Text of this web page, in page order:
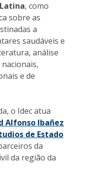
, como
sobre as
a
saudáveis e
análise
e de
o Idec atua
Alfonso Ibañez
de Estado
da
da região da